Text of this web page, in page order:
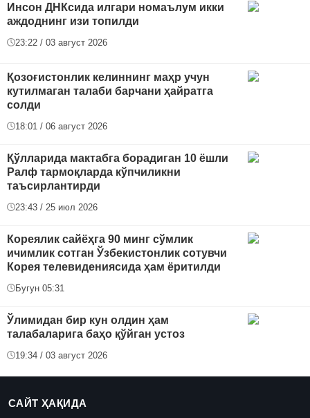
Инсон ДНКсида илгари номаълум икки
аждоднинг изи топилди
23:22 / 03 август 2026
Қозоғистонлик келиннинг маҳр учун
кутилмаган талаби барчани ҳайратга
солди
18:01 / 06 август 2026
Қўлларида мактабга борадиган 10 ёшли
Ралф тармоқларда кўпчиликни
таъсирлантирди
23:43 / 25 июл 2026
Кореялик сайёҳга 90 минг сўмлик
ичимлик сотган Ўзбекистонлик сотувчи
Корея телевидениясида ҳам ёритилди
Бугун 05:31
Ўлимидан бир кун олдин ҳам
талабаларига баҳо қўйган устоз
19:34 / 03 август 2026
САЙТ ҲАҚИДА